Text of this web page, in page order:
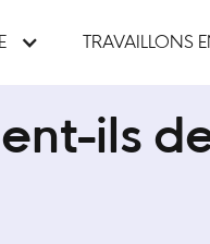
TRAVAILLONS
ils